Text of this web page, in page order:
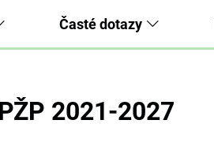
Časté dotazy
2021-2027